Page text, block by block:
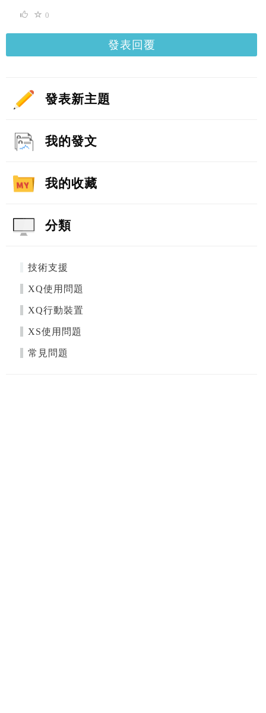
0
發表回覆
發表新主題
我的發文
我的收藏
分類
技術支援
XQ使用問題
XQ行動裝置
XS使用問題
常見問題